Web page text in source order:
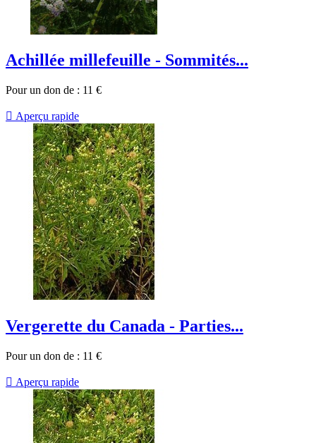
Achillée millefeuille - Sommités...
Pour un don de : 11 €
 Aperçu rapide
Vergerette du Canada - Parties...
Pour un don de : 11 €
 Aperçu rapide